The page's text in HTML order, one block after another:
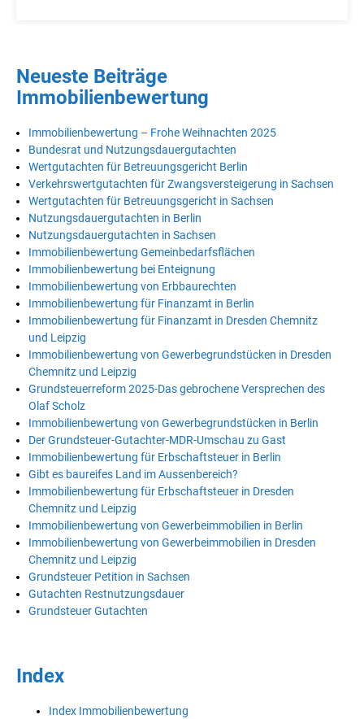
Neueste Beiträge
Immobilienbewertung
Immobilienbewertung – Frohe Weihnachten 2025
Bundesrat und Nutzungsdauergutachten
Wertgutachten für Betreuungsgericht Berlin
Verkehrswertgutachten für Zwangsversteigerung in Sachsen
Wertgutachten für Betreuungsgericht in Sachsen
Nutzungsdauergutachten in Berlin
Nutzungsdauergutachten in Sachsen
Immobilienbewertung Gemeinbedarfsflächen
Immobilienbewertung bei Enteignung
Immobilienbewertung von Erbbaurechten
Immobilienbewertung für Finanzamt in Berlin
Immobilienbewertung für Finanzamt in Dresden Chemnitz
und Leipzig
Immobilienbewertung von Gewerbegrundstücken in Dresden
Chemnitz und Leipzig
Grundsteuerreform 2025-Das gebrochene Versprechen des
Olaf Scholz
Immobilienbewertung von Gewerbegrundstücken in Berlin
Der Grundsteuer-Gutachter-MDR-Umschau zu Gast
Immobilienbewertung für Erbschaftsteuer in Berlin
Gibt es baureifes Land im Aussenbereich?
Immobilienbewertung für Erbschaftsteuer in Dresden
Chemnitz und Leipzig
Immobilienbewertung von Gewerbeimmobilien in Berlin
Immobilienbewertung von Gewerbeimmobilien in Dresden
Chemnitz und Leipzig
Grundsteuer Petition in Sachsen
Gutachten Restnutzungsdauer
Grundsteuer Gutachten
Index
Index Immobilienbewertung